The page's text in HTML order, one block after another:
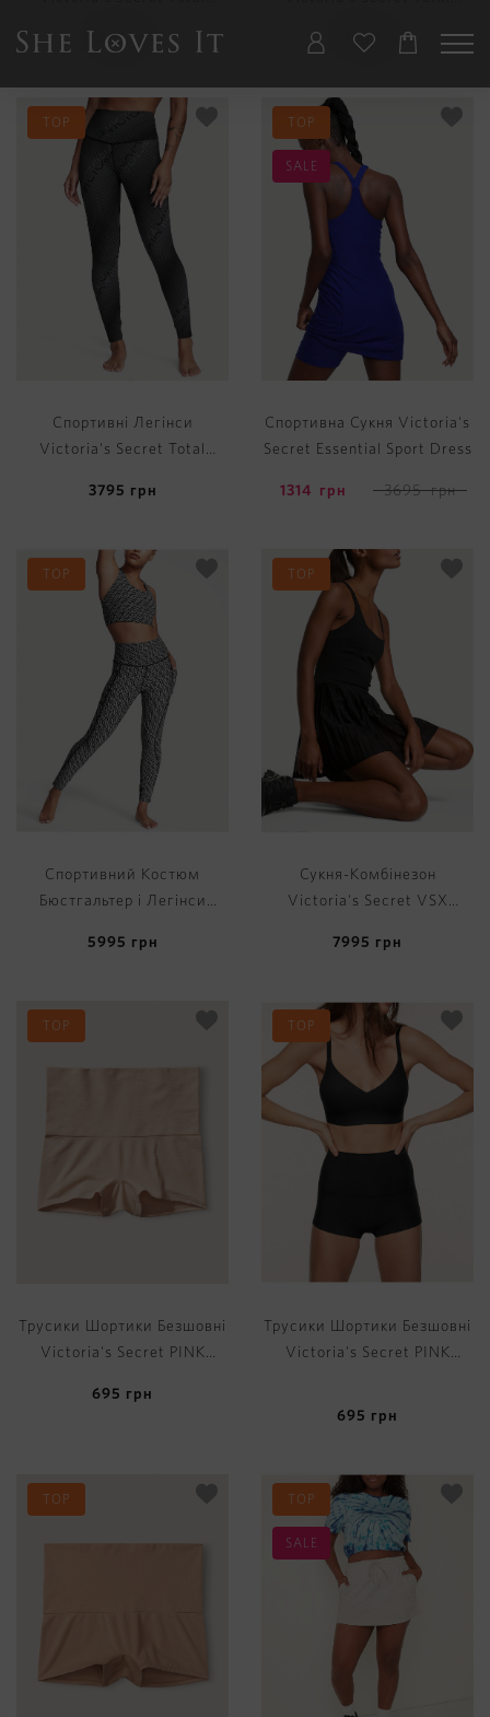
3495 грн
3795грн
TOP
Спортивні Легінси
Victoria's Secret Total
3795 грн
TOP
SALE
Спортивна Сукня Victoria's
Secret Essential Sport Dress
1314 грн 3695грн
TOP
Спортивний Костюм
Бюстгальтер і Легінси
Strappy Sports Bra & Total
5995 грн
TOP
Сукня-Комбінезон
Victoria's Secret VSX
Dres
7995 грн
TOP
Трусики Шортики Безшовні
Victoria's Secret PINK
695 грн
TOP
Трусики Шортики Безшовні
Victoria's Secret PINK
695 грн
TOP TOP
SALE